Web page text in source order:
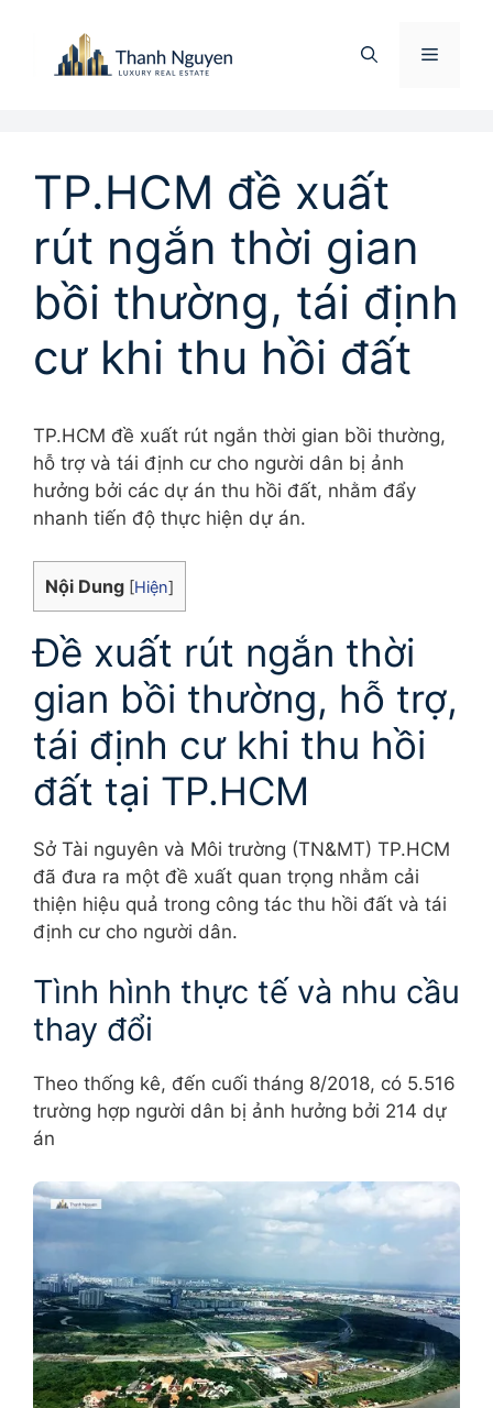
Menu
TP.HCM đề xuất
rút ngắn thời gian
bồi thường, tái định
cư khi thu hồi đất
TP.HCM đề xuất rút ngắn thời gian bồi thường,
hỗ trợ và tái định cư cho người dân bị ảnh
hưởng bởi các dự án thu hồi đất, nhằm đẩy
nhanh tiến độ thực hiện dự án.
Nội Dung [Hiện]
Đề xuất rút ngắn thời
gian bồi thường, hỗ trợ,
tái định cư khi thu hồi
đất tại TP.HCM
Sở Tài nguyên và Môi trường (TN&MT) TP.HCM
đã đưa ra một đề xuất quan trọng nhằm cải
thiện hiệu quả trong công tác thu hồi đất và tái
định cư cho người dân.
Tình hình thực tế và nhu cầu
thay đổi
Theo thống kê, đến cuối tháng 8/2018, có 5.516
trường hợp người dân bị ảnh hưởng bởi 214 dự
án